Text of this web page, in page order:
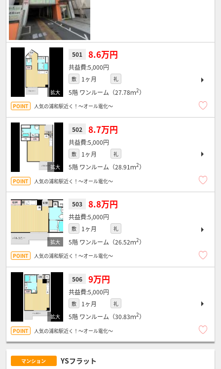
501 8.6万円
5,000円
敷 1ヶ月 礼
5階 ワンルーム（27.78ｍ2）
人気の浦和駅近く！～オール電化～
502 8.7万円
5,000円
敷 1ヶ月 礼
5階 ワンルーム（28.91ｍ2）
人気の浦和駅近く！～オール電化～
503 8.8万円
5,000円
敷 1ヶ月 礼
5階 ワンルーム（26.52ｍ2）
人気の浦和駅近く！～オール電化～
506 9万円
5,000円
敷 1ヶ月 礼
5階 ワンルーム（30.83ｍ2）
人気の浦和駅近く！～オール電化～
マンション YSフラット